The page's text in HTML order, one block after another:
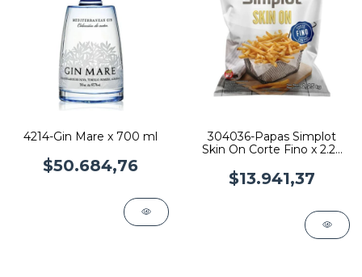
4214-Gin Mare x 700 ml
$50.684,76
304036-Papas Simplot
Skin On Corte Fino x 2.25
$13.941,37